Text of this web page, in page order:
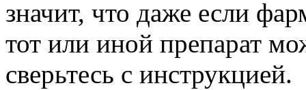
значит, что даже если
тот или иной препарат
сверьтесь с инструкцией.